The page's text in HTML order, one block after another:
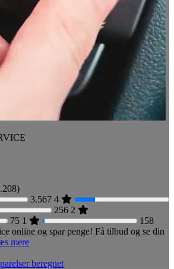
)
3.567 4
256 2
75 1
158
online og spar penge! Få tilbud og se din
mere
beregnet